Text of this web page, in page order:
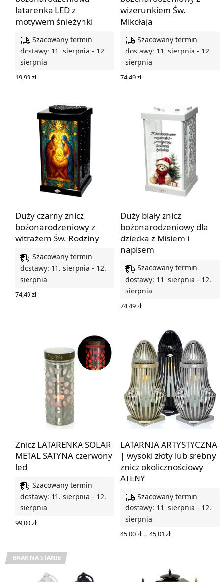
latarenka LED z
motywem śnieżynki
Szacowany termin
dostawy: 11. sierpnia - 12.
sierpnia
19,99zł
wizerunkiem Św.
Mikołaja
Szacowany termin
dostawy: 11. sierpnia - 12.
sierpnia
74,49zł
Duży czarny znicz
bożonarodzeniowy z
witrażem Św. Rodziny
Szacowany termin
dostawy: 11. sierpnia - 12.
sierpnia
74,49zł
Duży biały znicz
bożonarodzeniowy dla
dziecka z Misiem i
napisem
Szacowany termin
dostawy: 11. sierpnia - 12.
sierpnia
74,49zł
Znicz LATARENKA SOLAR
METAL SATYNA czerwony
led
Szacowany termin
dostawy: 11. sierpnia - 12.
sierpnia
99,00zł
LATARNIA ARTYSTYCZNA
| wysoki złoty lub srebny
znicz okolicznościowy
ATENY
Szacowany termin
dostawy: 11. sierpnia - 12.
sierpnia
45,00zł – 45,01 złZakres
BRAK NA STANIE